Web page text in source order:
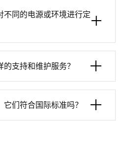
不同的电源或环境进行定
支持和维护服务？
们符合国际标准吗？